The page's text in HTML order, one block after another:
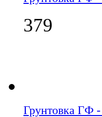
379
Грунтовка ГФ